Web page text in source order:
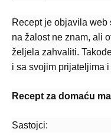
Recept je objavila web
na žalost ne znam, ali
željela zahvaliti.
i sa svojim prijateljima
Recept za domaću
Sastojci: